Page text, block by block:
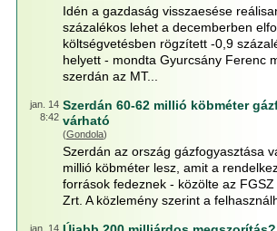
Idén a gazdaság visszaesése
százalékos lehet a decemberben
költségvetésben rögzített -0,9
helyett - mondta Gyurcsány Ferenc
szerdán az MT...
jan. 14
8:42
Szerdán 60-62 millió köbméter
várható
(Gondola)
Szerdán az ország gázfogyasztása
millió köbméter lesz, amit a
források fedeznek - közölte az
Zrt. A közlemény szerint a
jan. 14